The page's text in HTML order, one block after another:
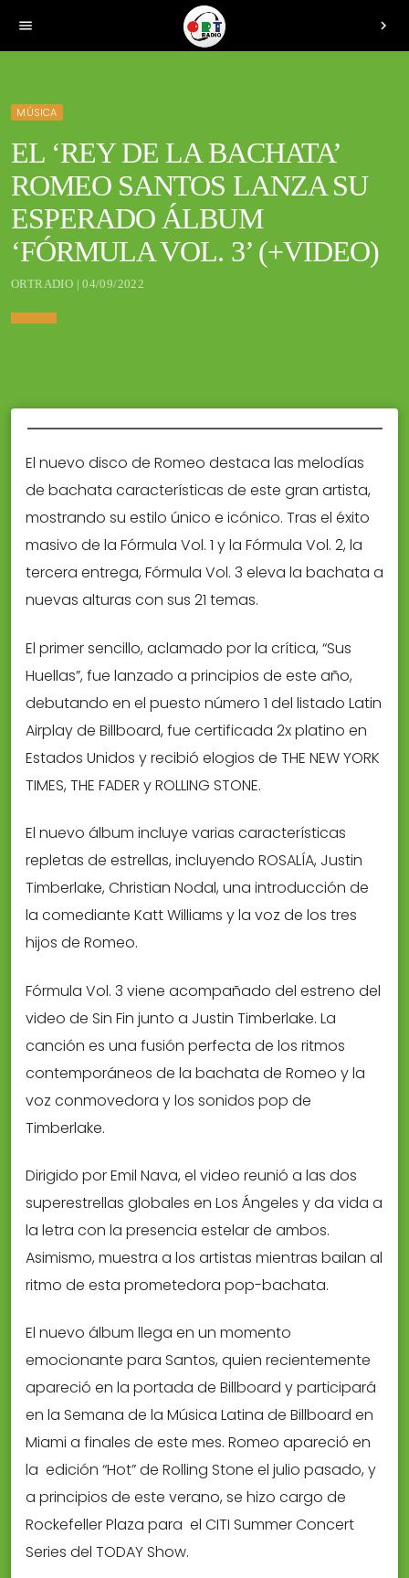
menu chevron_right
MÚSICA
EL ‘REY DE LA BACHATA’
ROMEO SANTOS LANZA SU
ESPERADO ÁLBUM
‘FÓRMULA VOL. 3’ (+VIDEO)
ORTRADIO | 04/09/2022
El nuevo disco de Romeo destaca las melodías
de bachata características de este gran artista,
mostrando su estilo único e icónico. Tras el éxito
masivo de la Fórmula Vol. 1 y la Fórmula Vol. 2, la
tercera entrega, Fórmula Vol. 3 eleva la bachata a
nuevas alturas con sus 21 temas.
El primer sencillo, aclamado por la crítica, “Sus
Huellas”, fue lanzado a principios de este año,
debutando en el puesto número 1 del listado Latin
Airplay de Billboard, fue certificada 2x platino en
Estados Unidos y recibió elogios de THE NEW YORK
TIMES, THE FADER y ROLLING STONE.
El nuevo álbum incluye varias características
repletas de estrellas, incluyendo ROSALÍA, Justin
Timberlake, Christian Nodal, una introducción de
la comediante Katt Williams y la voz de los tres
hijos de Romeo.
Fórmula Vol. 3 viene acompañado del estreno del
video de Sin Fin junto a Justin Timberlake. La
canción es una fusión perfecta de los ritmos
contemporáneos de la bachata de Romeo y la
voz conmovedora y los sonidos pop de
Timberlake.
Dirigido por Emil Nava, el video reunió a las dos
superestrellas globales en Los Ángeles y da vida a
la letra con la presencia estelar de ambos.
Asimismo, muestra a los artistas mientras bailan al
ritmo de esta prometedora pop-bachata.
El nuevo álbum llega en un momento
emocionante para Santos, quien recientemente
apareció en la portada de Billboard y participará
en la Semana de la Música Latina de Billboard en
Miami a finales de este mes. Romeo apareció en
la edición “Hot” de Rolling Stone el julio pasado, y
a principios de este verano, se hizo cargo de
Rockefeller Plaza para el CITI Summer Concert
Series del TODAY Show.